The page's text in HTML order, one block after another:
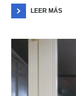
LEER MÁS